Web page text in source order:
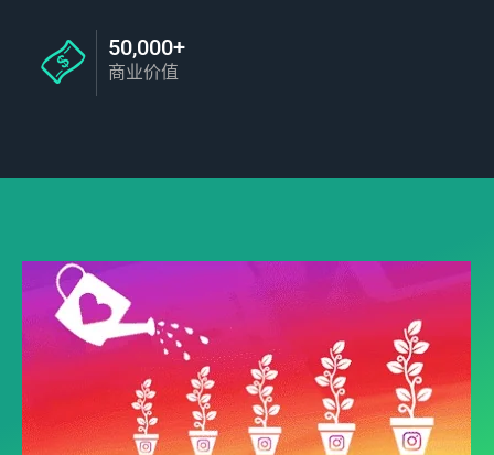
50,000+
商业价值